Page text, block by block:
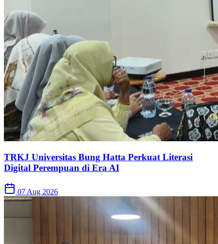
TRKJ Universitas Bung Hatta Perkuat Literasi
Digital Perempuan di Era AI
07 Aug 2026